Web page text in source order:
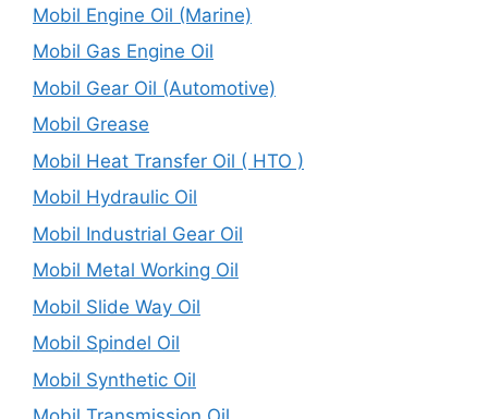
Mobil Engine Oil (Marine)
Mobil Gas Engine Oil
Mobil Gear Oil (Automotive)
Mobil Grease
Mobil Heat Transfer Oil ( HTO )
Mobil Hydraulic Oil
Mobil Industrial Gear Oil
Mobil Metal Working Oil
Mobil Slide Way Oil
Mobil Spindel Oil
Mobil Synthetic Oil